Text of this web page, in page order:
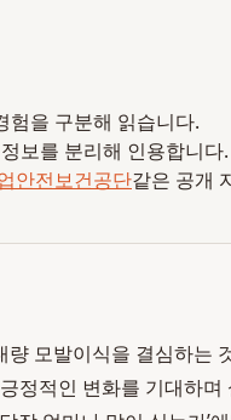
험을 구분해 읽습니다.
보를 분리해 인용합니다.
안전보건공단같은 공개
모발이식을 결심하는
정적인 변화를 기대하